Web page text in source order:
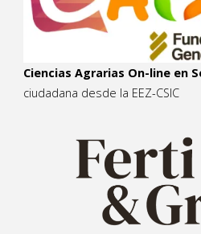
Ciencias Agrarias On-line en
ciudadana desde la EEZ-CSIC